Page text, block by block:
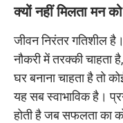
क्यों नहीं मिलता मन
जीवन निरंतर गतिशील
नौकरी में तरक्की चाहता
घर बनाना चाहता है तो
यह सब स्वाभाविक है।
होती है जब सफलता का